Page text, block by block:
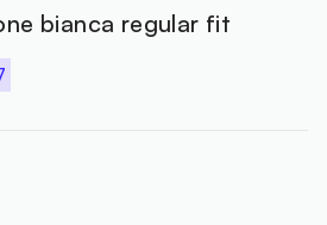
bianca regular fit